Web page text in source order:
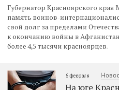
Губернатор Красноярского
память воинов-
свой долг за пределами
к окончанию войны в
более 4,5 тысячи красноярцев.
6 февраля
На юге